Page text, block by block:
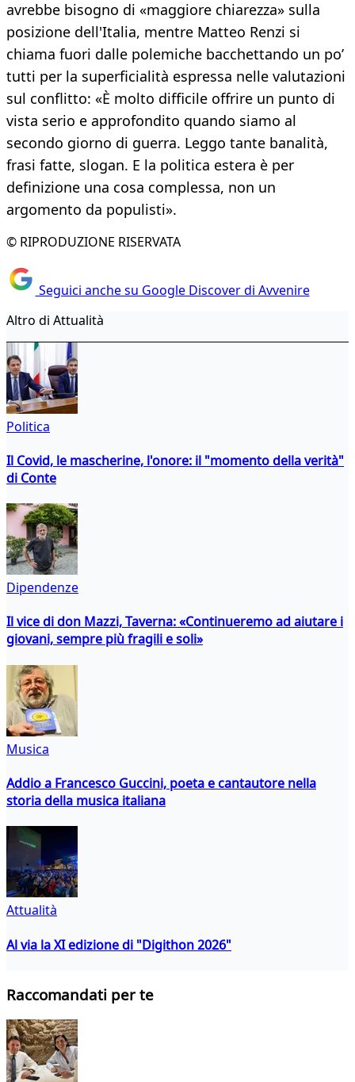
avrebbe bisogno di «maggiore chiarezza» sulla
posizione dell'Italia, mentre Matteo Renzi si
chiama fuori dalle polemiche bacchettando un po’
tutti per la superficialità espressa nelle valutazioni
sul conflitto: «È molto difficile offrire un punto di
vista serio e approfondito quando siamo al
secondo giorno di guerra. Leggo tante banalità,
frasi fatte, slogan. E la politica estera è per
definizione una cosa complessa, non un
argomento da populisti».
© RIPRODUZIONE RISERVATA
Seguici anche su Google Discover di Avvenire
Altro di Attualità
Politica
Il Covid, le mascherine, l'onore: il "momento della verità"
di Conte
Dipendenze
Il vice di don Mazzi, Taverna: «Continueremo ad aiutare i
giovani, sempre più fragili e soli»
Musica
Addio a Francesco Guccini, poeta e cantautore nella
storia della musica italiana
Attualità
Al via la XI edizione di "Digithon 2026"
Raccomandati per te